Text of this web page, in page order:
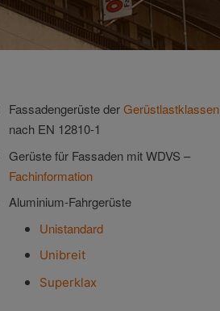
Fassadengerüste derGerüstlastklassen
nach EN 12810-1
Gerüste für Fassaden mit WDVS –
Fachinformation
Aluminium-Fahrgerüste
Unistandard
Unibreit
Superklax